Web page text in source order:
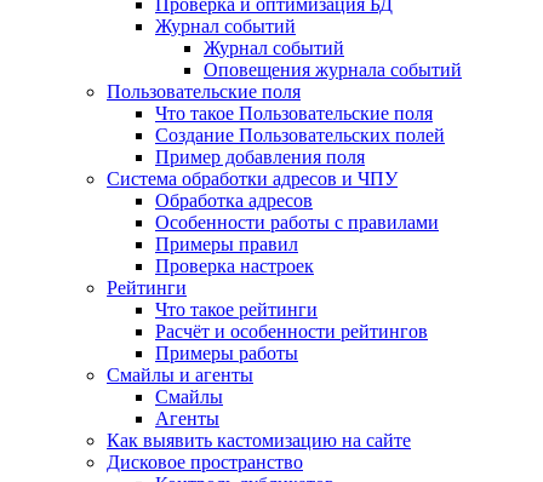
Проверка и оптимизация БД
Журнал событий
Журнал событий
Оповещения журнала событий
Пользовательские поля
Что такое Пользовательские поля
Создание Пользовательских полей
Пример добавления поля
Система обработки адресов и ЧПУ
Обработка адресов
Особенности работы с правилами
Примеры правил
Проверка настроек
Рейтинги
Что такое рейтинги
Расчёт и особенности рейтингов
Примеры работы
Смайлы и агенты
Смайлы
Агенты
Как выявить кастомизацию на сайте
Дисковое пространство